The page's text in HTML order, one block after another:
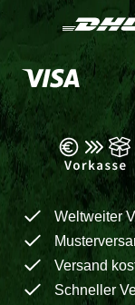
Weltweiter
Versand
Schneller